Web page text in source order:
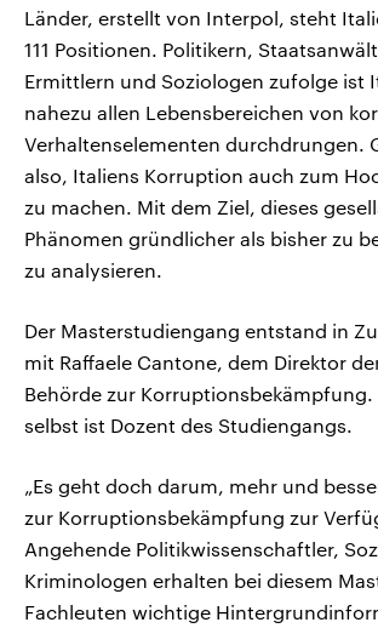
Länder, erstellt von Interpol, steht
111 Positionen. Politikern,
Ermittlern und Soziologen zufolge ist
nahezu allen Lebensbereichen von
Verhaltenselementen durchdrungen.
also, Italiens Korruption auch zum
zu machen. Mit dem Ziel, dieses
Phänomen gründlicher als bisher zu
zu analysieren.
Der Masterstudiengang entstand in
mit Raffaele Cantone, dem Direktor
Behörde zur
selbst ist Dozent des Studiengangs.
„Es geht doch darum, mehr und
zur Korruptionsbekämpfung zur
Angehende Politikwissenschaftler,
Kriminologen erhalten bei diesem
Fachleuten wichtige